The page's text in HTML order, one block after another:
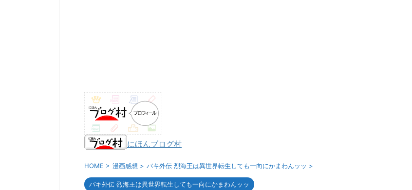
にほんブログ村
HOME > 漫画感想 > バキ外伝 烈海王は異世界転生しても一向にかまわんッッ >
バキ外伝 烈海王は異世界転生しても一向にかまわんッッ